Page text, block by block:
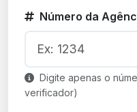
Número da
Digite apenas o
verificador)